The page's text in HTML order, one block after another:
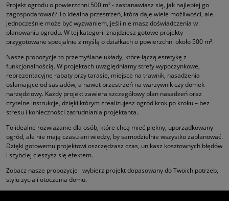
Projekt ogrodu o powierzchni 500 m² - zastanawiasz się, jak najlepiej go
zagospodarować? To idealna przestrzeń, która daje wiele możliwości, ale
jednocześnie może być wyzwaniem, jeśli nie masz doświadczenia w
planowaniu ogrodu. W tej kategorii znajdziesz gotowe projekty
przygotowane specjalnie z myślą o działkach o powierzchni około 500 m².
Nasze propozycje to przemyślane układy, które łączą estetykę z
funkcjonalnością. W projektach uwzględniamy strefy wypoczynkowe,
reprezentacyjne rabaty przy tarasie, miejsce na trawnik, nasadzenia
osłaniające od sąsiadów, a nawet przestrzeń na warzywnik czy domek
narzędziowy. Każdy projekt zawiera szczegółowy plan nasadzeń oraz
czytelne instrukcje, dzięki którym zrealizujesz ogród krok po kroku – bez
stresu i konieczności zatrudniania projektanta.
To idealne rozwiązanie dla osób, które chcą mieć piękny, uporządkowany
ogród, ale nie mają czasu ani wiedzy, by samodzielnie wszystko zaplanować.
Dzięki gotowemu projektowi oszczędzasz czas, unikasz kosztownych błędów
i szybciej cieszysz się efektem.
Zobacz nasze propozycje i wybierz projekt dopasowany do Twoich potrzeb,
stylu życia i otoczenia domu.